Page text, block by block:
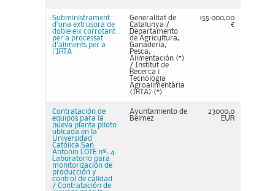
Subministrament
d'una extrusora de
doble eix corrotant
per a processat
d'aliments per a
l'IRTA
Generalitat de
Catalunya /
Departamento
de Agricultura,
Ganadería,
Pesca,
Alimentación (*)
/ Institut de
Recerca i
Tecnologia
Agroalimentària
(IRTA) (*)
155.000,00
€
Contratación de
equipos para la
nueva planta piloto
ubicada en la
Universidad
Católica San
Antonio LOTE nº: 4:
Laboratorio para
monitorización de
producción y
control de calidad
/ Contratación de
Ayuntamiento de
Belmez
23000,0
EUR